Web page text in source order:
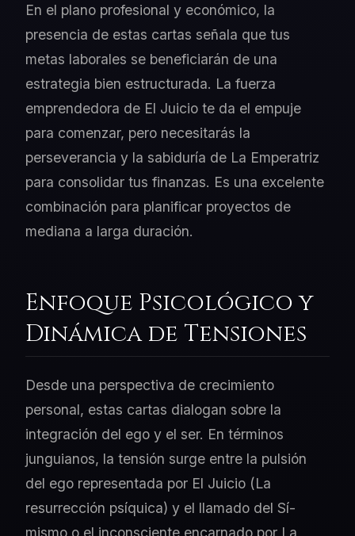
En el plano profesional y económico, la
presencia de estas cartas señala que tus
metas laborales se beneficiarán de una
estrategia bien estructurada. La fuerza
emprendedora de El Juicio te da el empuje
para comenzar, pero necesitarás la
perseverancia y la sabiduría de La Emperatriz
para consolidar tus finanzas. Es una excelente
combinación para planificar proyectos de
mediana a larga duración.
Enfoque Psicológico y
Dinámica de Tensiones
Desde una perspectiva de crecimiento
personal, estas cartas dialogan sobre la
integración del ego y el ser. En términos
junguianos, la tensión surge entre la pulsión
del ego representada por El Juicio (La
resurrección psíquica) y el llamado del Sí-